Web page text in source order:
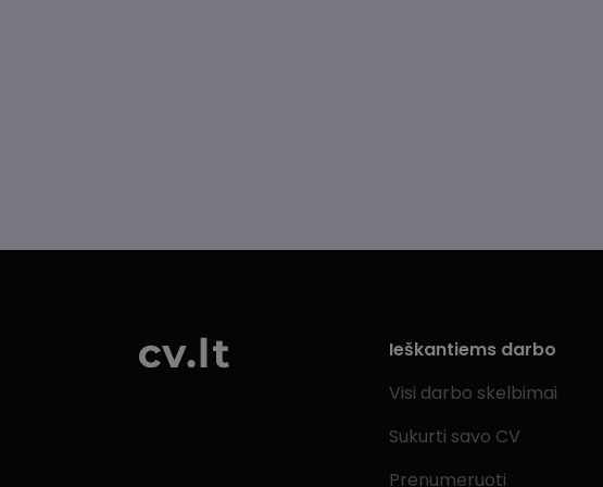
Ieškantiems darbo
Visi darbo skelbimai
Sukurti savo CV
Prenumeruoti